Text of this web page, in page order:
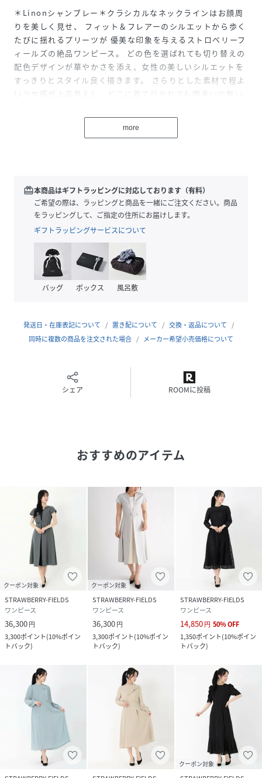
＊Linonシャンブレー＊クラシカルなネックラインはお顔周
りを美しく見せ、 フィット＆フレアーのシルエットから歩く
たびに揺れるプリーツが 優美な印象を与えるストロベリーフ
ィールズの絶品ワンピース。 どの色を選ばれても切り替えの
配色デザインが華やかさを添え、女性の美しいシルエットを
すっきりとスタイル良く描きます。 さらりとした素材で程よ
いツヤ感が上品見えし、どこに着て行かれても間違いの無い
ムが入っているので 着心地の良さと、きちんと感が考慮され
ている嬉しいデザイン。 専用のジャケット(品番：)と合わせ
性別タイプ レディース
サイズ M、L
NN0314_00
(00-11101-15-2 NN0314
more
redeem本商品はギフトラッピングに対応しております（有料）
ご希望の際は、ラッピングと商品を一緒にご注文ください。商品
をラッピングして、ご指定の住所にお届けします。
ギフトラッピングサービスについて
バッグ ボックス 風呂敷
発送日・在庫表記について 置き配について
交換・返品について
同時に複数の商品を注文された場合
メーカー希望小売価格について
シェア ROOMに投稿
おすすめのアイテム
クーポン対象
STRAWBERRY-FIELDS
ワンピース
36,300円
3,300ポイント(10%ポイン
トバック)
クーポン対象
STRAWBERRY-FIELDS
ワンピース
36,300円
3,300ポイント(10%ポイン
トバック)
STRAWBERRY-FIELDS
ワンピース
14,850円 50%OFF
1,350ポイント(10%ポイン
トバック)
クーポン対象